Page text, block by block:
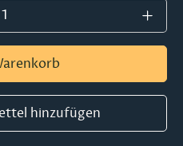
den gewünschten
hinzufügen